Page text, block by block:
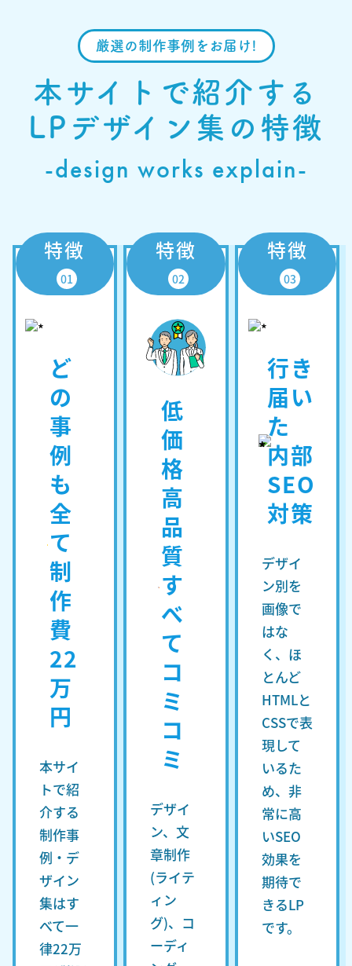
厳選の制作事例をお届け!
本サイトで紹介する
LPデザイン集の特徴
-design works explain-
特徴
01
ど
の
事
例
も
全
て
制
作
費
22
万
円
本サイ
トで紹
介する
制作事
例・デ
ザイン
集はす
べて一
律22万
特徴
02
低
価
格
高
品
質
す
べ
て
コ
ミ
コ
ミ
デザイ
ン、文
章制作
(ライテ
ィン
グ)、コ
ーディ
特徴
03
行き
届い
た
内部
SEO
対策
デザイ
ン別を
画像で
はな
く、ほ
とんど
HTMLと
CSSで表
現して
いるた
め、非
常に高
いSEO
効果を
期待で
きるLP
です。